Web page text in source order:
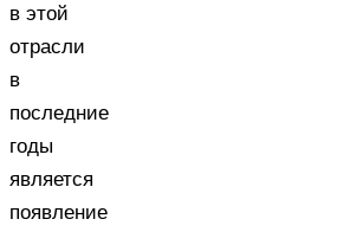
в этой
отрасли
в
последние
годы
является
появление